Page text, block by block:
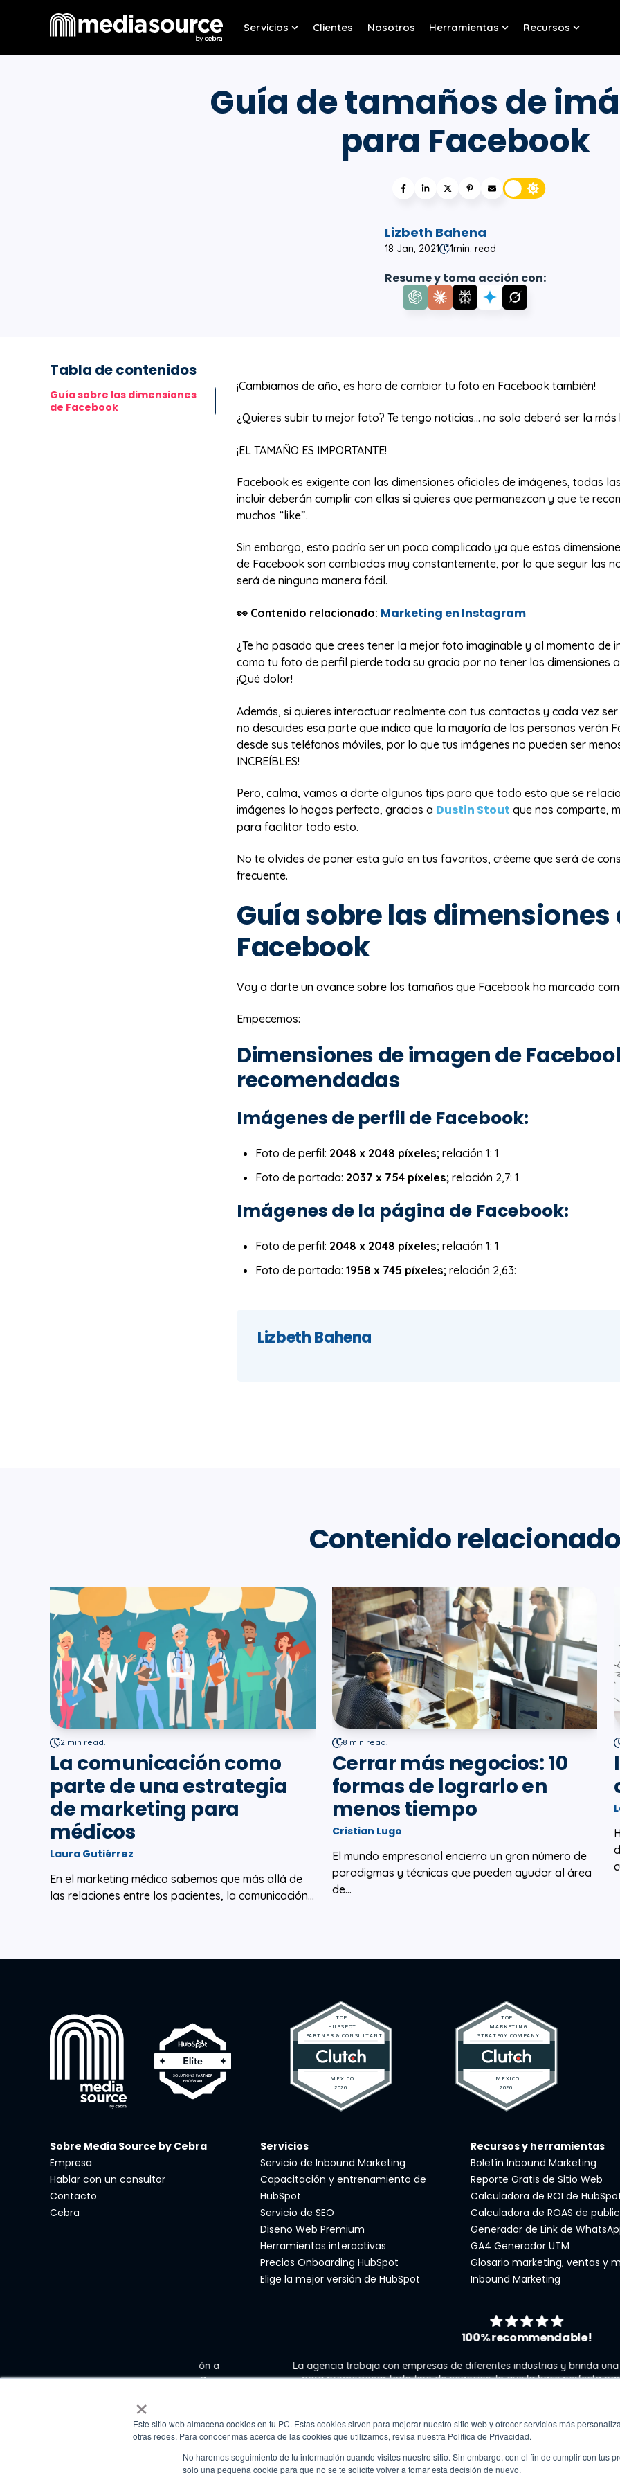
×
Este sitio web almacena cookies en tu PC. Estas cookies sirven para mejorar nuestro sitio web y ofrecer servicios más
otras redes. Para conocer más acerca de las cookies que utilizamos, revisa nuestra Política de Privacidad.
No haremos seguimiento de tu información cuando visites nuestro sitio. Sin embargo, con el fin de cumplir con tus
solo una pequeña cookie para que no se te solicite volver a tomar esta decisión de nuevo.
Servicios
Show submenu for Servicios
Clientes Nosotros Herramientas
Show submenu for
Recursos
Guía de tamaños de
para Facebook
Lizbeth Bahena
18 Jan, 2021 1min. read
Resume y toma acción con:
Tabla de contenidos
Guía sobre las dimensiones
de Facebook
¡Cambiamos de año, es hora de cambiar tu foto en Facebook también!
¿Quieres subir tu mejor foto? Te tengo noticias... no solo deberá ser la más
¡EL TAMAÑO ES IMPORTANTE!
Facebook es exigente con las dimensiones oficiales de imágenes, todas
incluir deberán cumplir con ellas si quieres que permanezcan y que te
muchos “like”.
Sin embargo, esto podría ser un poco complicado ya que estas
de Facebook son cambiadas muy constantemente, por lo que seguir las
será de ninguna manera fácil.
👀 Contenido relacionado: Marketing en Instagram
¿Te ha pasado que crees tener la mejor foto imaginable y al momento de
como tu foto de perfil pierde toda su gracia por no tener las dimensiones
¡Qué dolor!
Además, si quieres interactuar realmente con tus contactos y cada vez
no descuides esa parte que indica que la mayoría de las personas verán
desde sus teléfonos móviles, por lo que tus imágenes no pueden ser
INCREÍBLES!
Pero, calma, vamos a darte algunos tips para que todo esto que se
imágenes lo hagas perfecto, gracias a Dustin Stout que nos comparte,
para facilitar todo esto.
No te olvides de poner esta guía en tus favoritos, créeme que será de
frecuente.
Guía sobre las dimensiones
Facebook
Voy a darte un avance sobre los tamaños que Facebook ha marcado
Empecemos:
Dimensiones de imagen de
recomendadas
Imágenes de perfil de Facebook:
Foto de perfil: 2048 x 2048 píxeles; relación 1: 1
Foto de portada: 2037 x 754 píxeles; relación 2,7: 1
Imágenes de la página de Facebook:
Foto de perfil: 2048 x 2048 píxeles; relación 1: 1
Foto de portada:1958 x 745 píxeles; relación 2,63:
Lizbeth Bahena
Contenido
2 min read.
La comunicación como
parte de una estrategia
de marketing para
médicos
Laura Gutiérrez
En el marketing médico sabemos que más allá de
las relaciones entre los pacientes, la comunicación...
8 min read.
Cerrar más negocios: 10
formas de lograrlo en
menos tiempo
Cristian Lugo
El mundo empresarial encierra un gran número de
paradigmas y técnicas que pueden ayudar al área
de...
Sobre Media Source by Cebra
Empresa
Hablar con un consultor
Contacto
Cebra
Servicios
Servicio de Inbound Marketing
Capacitación y entrenamiento de
HubSpot
Servicio de SEO
Diseño Web Premium
Herramientas interactivas
Precios Onboarding HubSpot
Elige la mejor versión de HubSpot
Recursos y herramientas
Boletín Inbound Marketing
Reporte Gratis de Sitio Web
Calculadora de ROI de
Calculadora de ROAS de
Generador de Link de
GA4 Generador UTM
Glosario marketing, ventas y
Inbound Marketing
dado, desde la primera junta
100% recommendable!
La agencia trabaja con empresas de diferentes industrias y brinda una gama de
para promocionar todo tipo de negocios, lo que la hace perfecta para los
Kate Gross Marketing & graphic design assistant at